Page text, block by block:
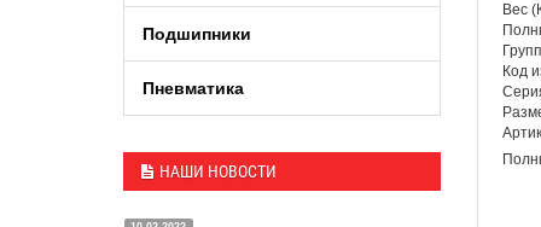
Подшипники
Пневматика
НАШИ НОВОСТИ
Вес
Код